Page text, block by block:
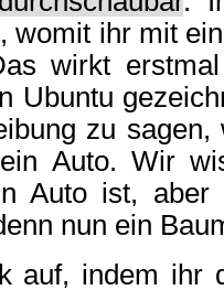
womit ihr mit
wirkt
Ubuntu
zu sagen,
Auto. Wir
Auto ist, aber
nun ein
auf, indem ihr